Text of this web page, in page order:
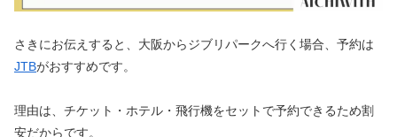
さきにお伝えすると、大阪からジブリパークへ行く場合、予約は
JTBがおすすめです。
理由は、チケット・ホテル・飛行機をセットで予約できるため割
安だからです。